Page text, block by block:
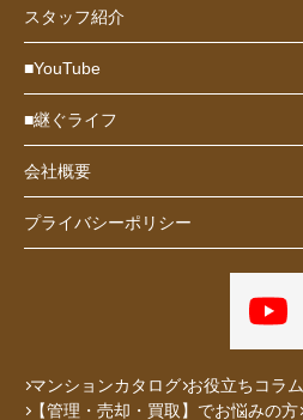
スタッフ紹介
■YouTube
■継ぐライフ
会社概要
プライバシーポリシー
マンションカタログ お役立ちコラム
【管理・売却・買取】でお悩みの方